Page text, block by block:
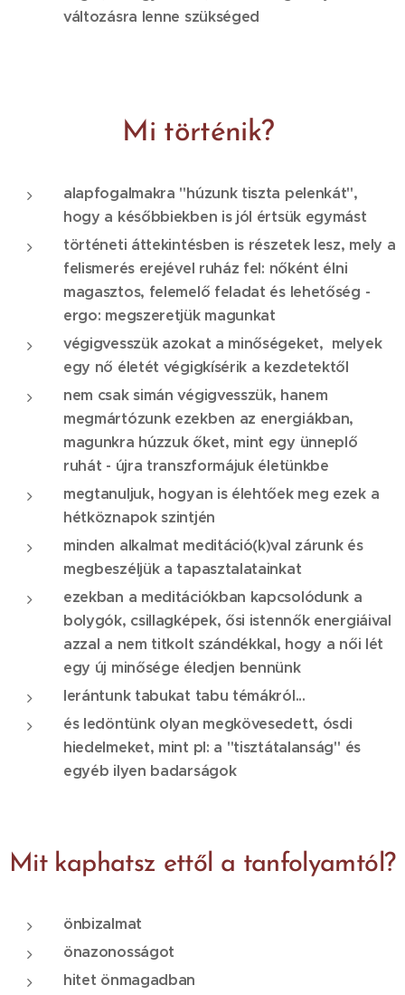
változásra lenne szükséged
Mi történik?
alapfogalmakra "húzunk tiszta pelenkát",
hogy a későbbiekben is jól értsük egymást
történeti áttekintésben is részetek lesz, mely a
felismerés erejével ruház fel: nőként élni
magasztos, felemelő feladat és lehetőség -
ergo: megszeretjük magunkat
végigvesszük azokat a minőségeket, melyek
egy nő életét végigkísérik a kezdetektől
nem csak simán végigvesszük, hanem
megmártózunk ezekben az energiákban,
magunkra húzzuk őket, mint egy ünneplő
ruhát - újra transzformájuk életünkbe
megtanuljuk, hogyan is élehtőek meg ezek a
hétköznapok szintjén
minden alkalmat meditáció(k)val zárunk és
megbeszéljük a tapasztalatainkat
ezekban a meditációkban kapcsolódunk a
bolygók, csillagképek, ősi istennők energiáival
azzal a nem titkolt szándékkal, hogy a női lét
egy új minősége éledjen bennünk
lerántunk tabukat tabu témákról...
és ledöntünk olyan megkövesedett, ósdi
hiedelmeket, mint pl: a "tisztátalanság" és
egyéb ilyen badarságok
Mit kaphatsz ettől a tanfolyamtól?
önbizalmat
önazonosságot
hitet önmagadban